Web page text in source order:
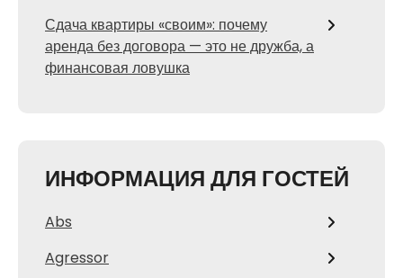
Сдача квартиры «своим»: почему
аренда без договора — это не дружба, а
финансовая ловушка
ИНФОРМАЦИЯ ДЛЯ ГОСТЕЙ
Abs
Agressor